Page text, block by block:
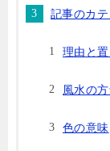
記事のカ
理由と
風水の方
色の意味